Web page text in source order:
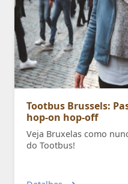
Tootbus Brussels:
hop-on hop-off
Veja Bruxelas como
do Tootbus!